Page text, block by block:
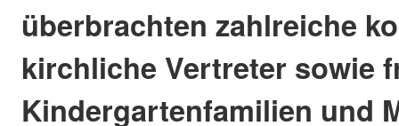
überbrachten zahlreiche
kirchliche Vertreter sowie
Kindergartenfamilien und